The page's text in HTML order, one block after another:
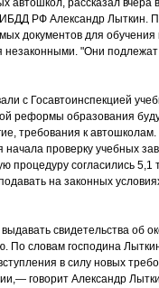
автошкол, рассказал
РФ Александр Лыткин.
документов для обучения
незаконными. "Они
с Госавтоинспекцией
реформы образования
требования к
проверку учебных
процедуру согласились
на законных
свидетельства об
По словам господина
в силу новых
говорит Александр